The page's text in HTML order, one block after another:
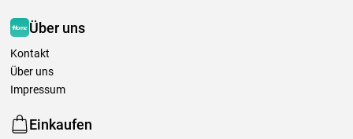
Über uns
Kontakt
Über uns
Impressum
Einkaufen